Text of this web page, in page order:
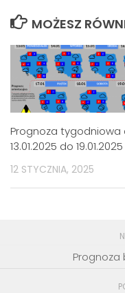
MOŻESZ
Prognoza tygodniowa
13.01.2025 do 19.01.2025
12 STYCZNIA, 2025
Prognoza